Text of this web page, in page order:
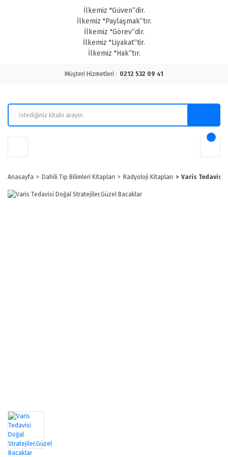
İlkemiz "Güven”dir.
İlkemiz "Paylaşmak”tır.
İlkemiz "Görev”dir.
İlkemiz "Liyakat”tir.
İlkemiz "Hak”tır.
Müşteri Hizmetleri : 0212 532 09 41
Anasayfa Dahili Tıp Bilimleri Kitapları Radyoloji Kitapları Varis Tedavisi